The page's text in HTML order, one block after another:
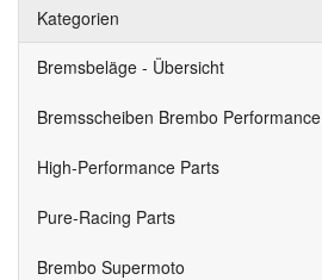
Kategorien
Bremsbeläge - Übersicht
Bremsscheiben Brembo Performance
High-Performance Parts
Pure-Racing Parts
Brembo Supermoto